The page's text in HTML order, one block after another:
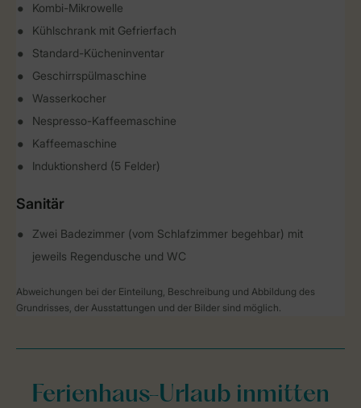
Kombi-Mikrowelle
Kühlschrank mit Gefrierfach
Standard-Kücheninventar
Geschirrspülmaschine
Wasserkocher
Nespresso-Kaffeemaschine
Kaffeemaschine
Induktionsherd (5 Felder)
Sanitär
Zwei Badezimmer (vom Schlafzimmer begehbar) mit
jeweils Regendusche und WC
Abweichungen bei der Einteilung, Beschreibung und Abbildung des
Grundrisses, der Ausstattungen und der Bilder sind möglich.
Ferienhaus-Urlaub inmitten